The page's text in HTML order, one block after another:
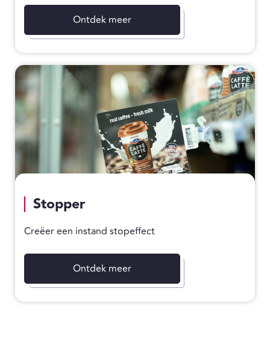
Ontdek meer
Stopper
Creëer een instand stopeffect
Ontdek meer